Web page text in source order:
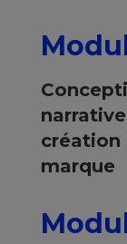
création
marque